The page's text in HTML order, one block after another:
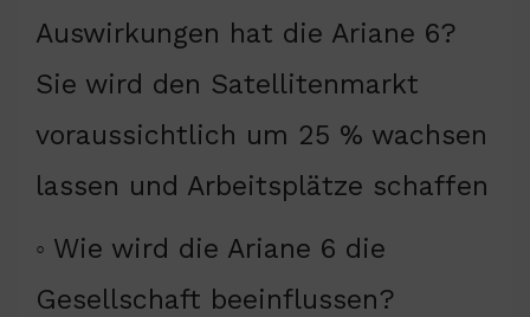
Auswirkungen hat die Ariane 6?
Sie wird den Satellitenmarkt
voraussichtlich um 25 % wachsen
lassen und Arbeitsplätze schaffen
◦ Wie wird die Ariane 6 die
Gesellschaft beeinflussen?